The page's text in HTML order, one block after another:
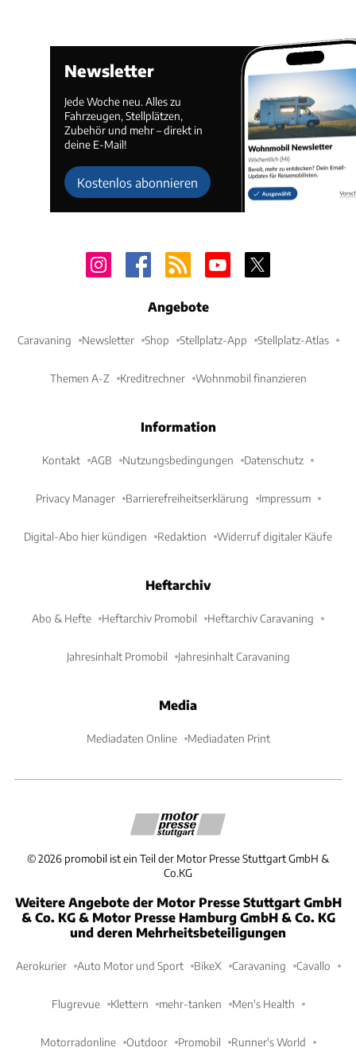
Newsletter
Jede Woche neu. Alles zu
Fahrzeugen, Stellplätzen,
Zubehör und mehr – direkt in
deine E-Mail!
Kostenlos abonnieren
Angebote
Caravaning Newsletter Shop Stellplatz-App Stellplatz-Atlas
Themen A-Z Kreditrechner Wohnmobil finanzieren
Information
Kontakt AGB Nutzungsbedingungen Datenschutz
Privacy Manager Barrierefreiheitserklärung Impressum
Digital-Abo hier kündigen Redaktion Widerruf digitaler Käufe
Heftarchiv
Abo & Hefte Heftarchiv Promobil Heftarchiv Caravaning
Jahresinhalt Promobil Jahresinhalt Caravaning
Media
Mediadaten Online Mediadaten Print
©2026 promobil ist ein Teil der Motor Presse Stuttgart GmbH &
Co.KG
Weitere Angebote der Motor Presse Stuttgart GmbH
& Co. KG & Motor Presse Hamburg GmbH & Co. KG
und deren Mehrheitsbeteiligungen
Aerokurier Auto Motor und Sport BikeX Caravaning Cavallo
Flugrevue Klettern mehr-tanken Men's Health
Motorradonline Outdoor Promobil Runner's World